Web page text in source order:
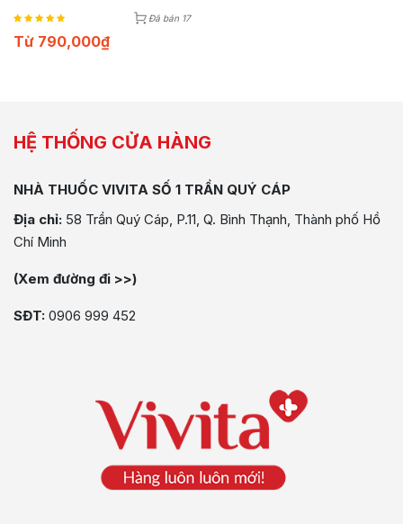
Đã bán 17
Từ 790,000₫
HỆ THỐNG CỬA HÀNG
NHÀ THUỐC VIVITA SỐ 1 TRẦN QUÝ CÁP
Địa chỉ: 58 Trần Quý Cáp, P.11, Q. Bình Thạnh, Thành phố Hồ
Chí Minh
(Xem đường đi >>)
SĐT: 0906 999 452